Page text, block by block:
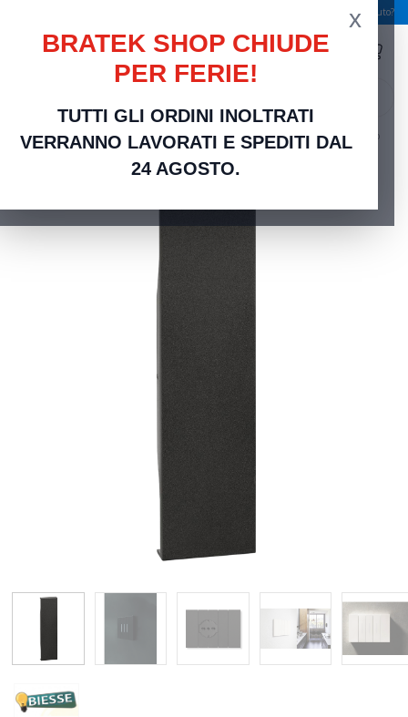
Serve aiuto?
x
BRATEK SHOP CHIUDE
PER FERIE!
TUTTI GLI ORDINI INOLTRATI
VERRANNO LAVORATI E SPEDITI DAL
24 AGOSTO.
Home Frutti Elettrici Serie Civili Compatibili bticino Living Now
Cover Nera Falso
Polo Compatibile Bticino Living Now | Eleganza Profonda